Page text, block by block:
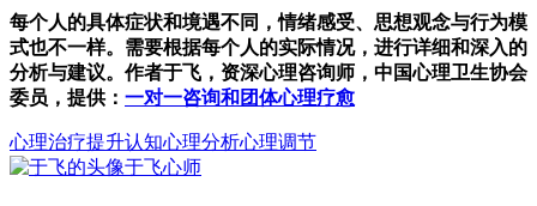
每个人的具体症状和境遇不同，情绪感受、思想观念与行为模
式也不一样。需要根据每个人的实际情况，进行详细和深入的
分析与建议。作者于飞，资深心理咨询师，中国心理卫生协会
委员，提供： 一对一咨询和团体心理疗愈
心理治疗提升认知心理分析心理调节
于飞心师